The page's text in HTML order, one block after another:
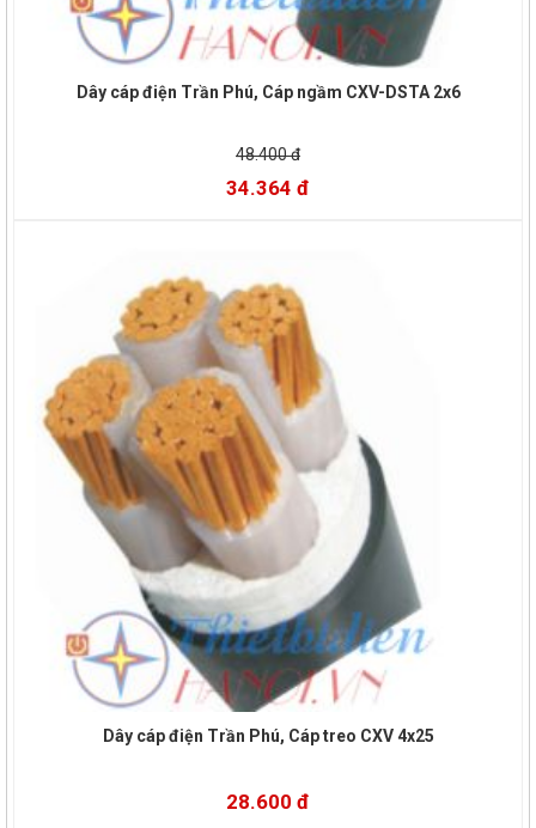
Dây cáp điện Trần Phú, Cáp ngầm CXV-DSTA 2x6
48.400 đ
34.364 đ
Dây cáp điện Trần Phú, Cáp treo CXV 4x25
28.600 đ